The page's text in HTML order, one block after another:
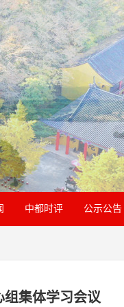
中都时评 公示公告
集体学习会议